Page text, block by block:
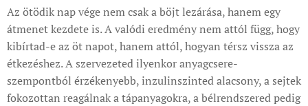
Az ötödik nap vége nem csak a böjt lezárása, hanem egy
átmenet kezdete is. A valódi eredmény nem attól függ, hogy
kibírtad-e az öt napot, hanem attól, hogyan térsz vissza az
étkezéshez. A szervezeted ilyenkor anyagcsere-
szempontból érzékenyebb, inzulinszinted alacsony, a sejtek
fokozottan reagálnak a tápanyagokra, a bélrendszered pedig